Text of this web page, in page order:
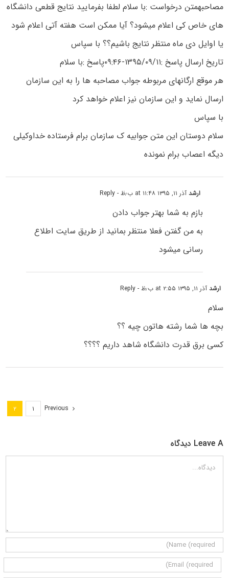
مصاحبهمتن درخواست :با سلام لطفا بفرمایید نتایج قطعی دانشگاه
های خاص کی اعلام میشود؟ آیا ممکن است هفته آتی اعلام شود
یا اوایل دی ماه منتظر نتایج باشیم؟؟ با سپاس
تاریخ ارسال پاسخ :۱۳۹۵/۰۹/۱۱-۰۹:۴۶پاسخ :با سلام
هر موقع ارگانهای مربوطه جواب مصاحبه ها را به این سازمان
ارسال نماید و این سازمان نیز اعلام خواهد کرد
با سپاس
سلام دوستان این متن جوابیه ک سازمان برام فرستاده خداوکیلی
دیگه اعصاب برام نمونده
ارشدآذر ۱۱, ۱۳۹۵ at ۱۱:۴۸ ب٫ظ - Reply
بازم به شما بهتر جواب دادن
به من گفتن فعلا منتظر بمانید از طریق سایت اطلاع
رسانی میشود
ارشدآذر ۱۱, ۱۳۹۵ at ۲:۵۵ ب٫ظ - Reply
سلام
بچه ها شما رشته هاتون چیه ؟؟
کسی برق قدرت دانشگاه شاهد داریم ؟؟؟؟
Previous ۱ ۲
Leave A دیدگاه
دیدگاه